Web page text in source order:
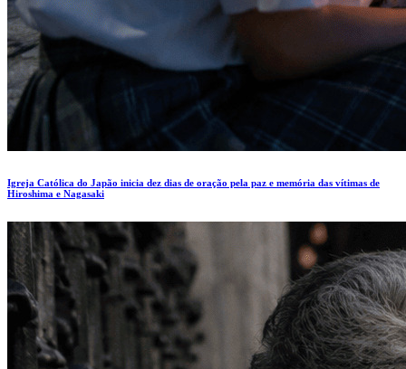
Igreja Católica do Japão inicia dez dias de oração pela paz e memória das vítimas de
Hiroshima e Nagasaki